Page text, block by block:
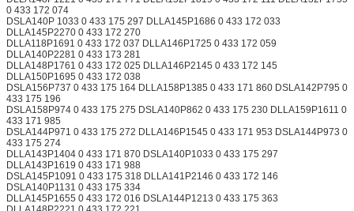
0 433 172 074
DSLA140P 1033 0 433 175 297 DLLA145P1686 0 433 172 033
DLLA145P2270 0 433 172 270
DLLA118P1691 0 433 172 037 DLLA146P1725 0 433 172 059
DLLA140P2281 0 433 173 281
DLLA148P1761 0 433 172 025 DLLA146P2145 0 433 172 145
DLLA150P1695 0 433 172 038
DSLA156P737 0 433 175 164 DLLA158P1385 0 433 171 860 DSLA142P795 0
433 175 196
DSLA158P974 0 433 175 275 DSLA140P862 0 433 175 230 DLLA159P1611 0
433 171 985
DSLA144P971 0 433 175 272 DLLA146P1545 0 433 171 953 DSLA144P973 0
433 175 274
DLLA143P1404 0 433 171 870 DSLA140P1033 0 433 175 297
DLLA143P1619 0 433 171 988
DSLA145P1091 0 433 175 318 DLLA141P2146 0 433 172 146
DSLA140P1131 0 433 175 334
DLLA145P1655 0 433 172 016 DSLA144P1213 0 433 175 363